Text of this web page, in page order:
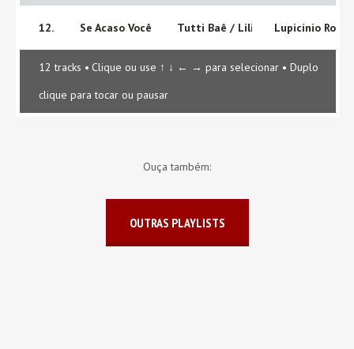
12. Se Acaso Você ChegasseTutti Baê / Liliana Bollos / Sergio
Lupicínio
12 tracks • Clique ou use ↑ ↓ ← → para selecionar • Duplo
clique para tocar ou pausar
Ouça também:
OUTRAS PLAYLISTS